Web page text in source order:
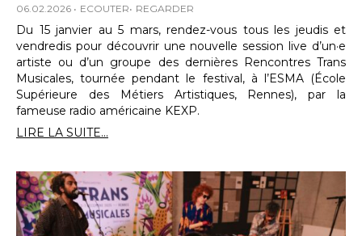
06.02.2026 ECOUTER REGARDER
Du 15 janvier au 5 mars, rendez-vous tous les jeudis et
vendredis pour découvrir une nouvelle session live d’un·e
artiste ou d’un groupe des dernières Rencontres Trans
Musicales, tournée pendant le festival, à l’ESMA (École
Supérieure des Métiers Artistiques, Rennes), par la
fameuse radio américaine KEXP.
LIRE LA SUITE...